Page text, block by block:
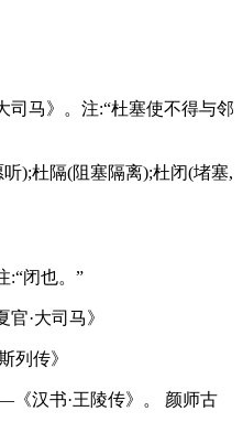
马》。注:“杜塞使不得与邻
);杜隔(阻塞隔离);杜闭(堵塞,
:“闭也。”
·大司马》
列传》
汉书·王陵传》。 颜师古